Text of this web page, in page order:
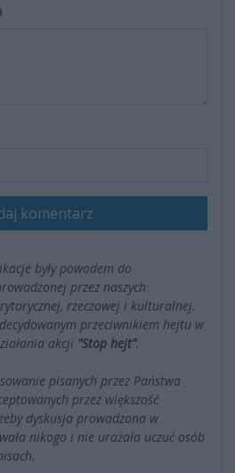
komentarz
były powodem do
przez naszych
rzeczowej i kulturalnej.
przeciwnikiem hejtu w
akcji "Stop hejt".
pisanych przez Państwa
przez większość
dyskusja prowadzona w
nikogo i nie urażała uczuć osób